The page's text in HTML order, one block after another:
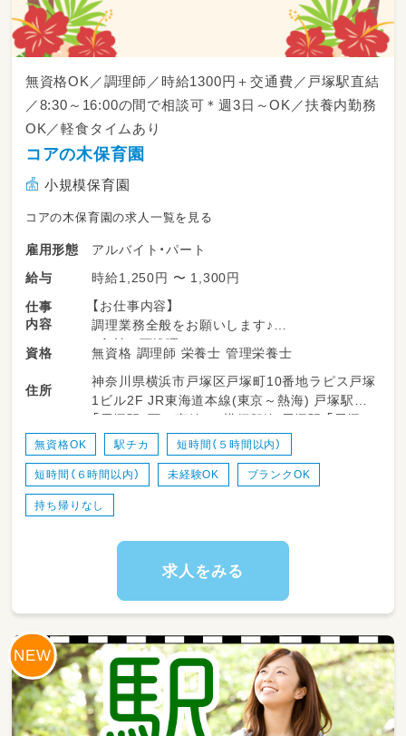
無資格OK／調理師／時給1300円＋交通費／戸塚駅直結
／8:30～16:00の間で相談可＊週3日～OK／扶養内勤務
OK／軽食タイムあり
コアの木保育園
小規模保育園
コアの木保育園の求人一覧を見る
雇用形態
アルバイト・パート
給与
時給1,250円 〜 1,300円
仕事
内容
【お仕事内容】
調理業務全般をお願いします♪
・食材の下処理
・調理補助
・盛り付け
・配膳
★手順表があるため、安心してお仕事できます！
資格 無資格 調理師 栄養士 管理栄養士
住所
神奈川県横浜市戸塚区戸塚町10番地ラピス戸塚
1ビル2F JR東海道本線(東京～熱海) 戸塚駅
「戸塚駅」西口直結 JR横須賀線 戸塚駅 「戸塚
駅」西口直結 ブルーライン 戸塚駅 「戸塚駅」西
口直結
無資格OK 駅チカ 短時間（５時間以内）
短時間（６時間以内） 未経験OK ブランクOK
持ち帰りなし
求人をみる